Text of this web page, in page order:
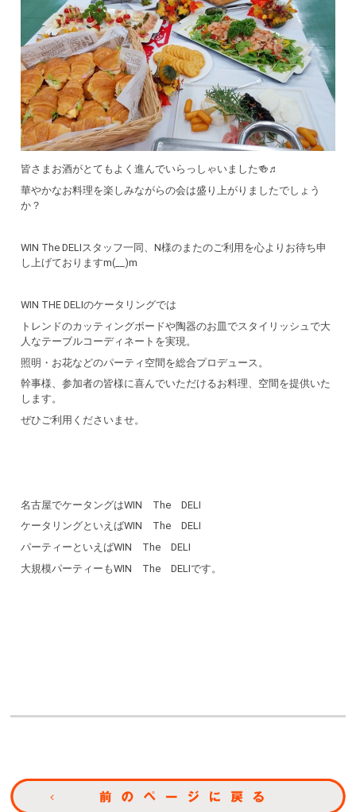
皆さまお酒がとてもよく進んでいらっしゃいました🍻♬
華やかなお料理を楽しみながらの会は盛り上がりましたでしょう
か？
WIN The DELIスタッフ一同、N様のまたのご利用を心よりお待ち申
し上げておりますm(__)m
WIN THE DELIのケータリングでは
トレンドのカッティングボードや陶器のお皿でスタイリッシュで大
人なテーブルコーディネートを実現。
照明・お花などのパーティ空間を総合プロデュース。
幹事様、参加者の皆様に喜んでいただけるお料理、空間を提供いた
します。
ぜひご利用くださいませ。
名古屋でケータングはWIN The DELI
ケータリングといえばWIN The DELI
パーティーといえばWIN The DELI
大規模パーティーもWIN The DELIです。